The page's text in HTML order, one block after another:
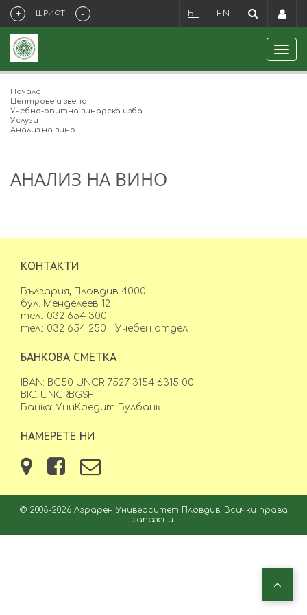
+ ШРИФТ - БГ EN
Начало
Центрове и звена
Учебно-опитна винарска изба
Услуги
Анализ на вино
АНАЛИЗ НА ВИНО
КОНТАКТИ
България, Пловдив 4000
бул. Менделеев 12
тел.: 032 654 300
тел.: 032 654 250 - Учебен отдел
БАНКОВА СМЕТКА
IBAN: BG50 UNCR 7527 3154 6315 00
BIC: UNCRBGSF
Банка: УниКредит Булбанк
НАМЕРЕТЕ НИ
© 2008-2026 Аграрен Университет Пловдив. Всички права
запазени.